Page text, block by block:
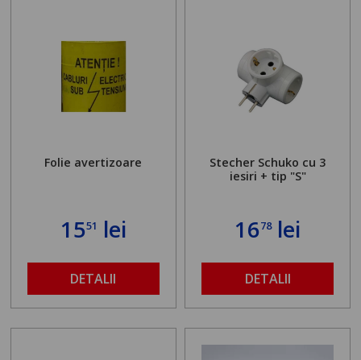
Folie avertizoare
1551 lei
DETALII
Stecher Schuko cu 3
iesiri + tip "S"
1678lei
DETALII